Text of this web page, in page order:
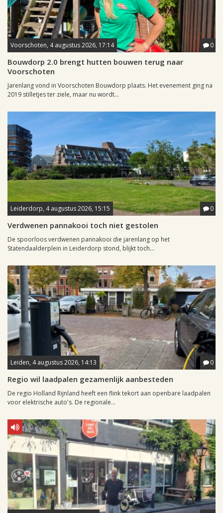
Voorschoten, 4 augustus 2026, 17:14 0
Bouwdorp 2.0 brengt hutten bouwen terug naar
Voorschoten
Jarenlang vond in Voorschoten Bouwdorp plaats. Het evenement ging na
2019 stilletjes ter ziele, maar nu wordt...
Leiderdorp, 4 augustus 2026, 15:15 0
Verdwenen pannakooi toch niet gestolen
De spoorloos verdwenen pannakooi die jarenlang op het
Statendaalderplein in Leiderdorp stond, blijkt toch...
Leiden, 4 augustus 2026, 14:13 0
Regio wil laadpalen gezamenlijk aanbesteden
De regio Holland Rijnland heeft een flink tekort aan openbare laadpalen
voor elektrische auto's. De regionale...